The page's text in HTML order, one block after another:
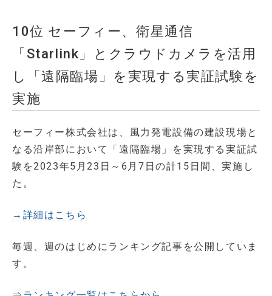
10位 セーフィー、衛星通信
「Starlink」とクラウドカメラを活用
し「遠隔臨場」を実現する実証試験を
実施
セーフィー株式会社は、風力発電設備の建設現場と
なる沿岸部において「遠隔臨場」を実現する実証試
験を2023年5月23日～6月7日の計15日間、実施し
た。
→詳細はこちら
毎週、週のはじめにランキング記事を公開していま
す。